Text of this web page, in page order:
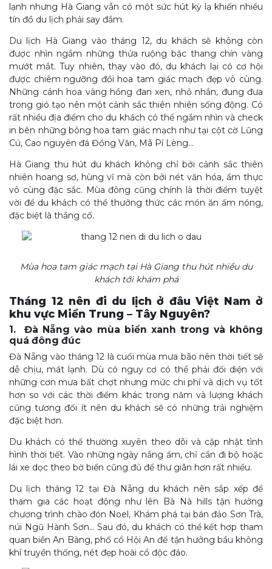
lạnh nhưng Hà Giang vẫn có một sức hút kỳ lạ khiến nhiều
tín đồ du lịch phải say đắm.
Du lịch Hà Giang vào tháng 12, du khách sẽ không còn
được nhìn ngắm những thửa ruộng bậc thang chín vàng
mướt mắt. Tuy nhiên, thay vào đó, du khách lại có cơ hội
được chiêm ngưỡng đồi hoa tam giác mạch đẹp vô cùng.
Những cánh hoa vàng hồng đan xen, nhỏ nhắn, đung đưa
trong gió tạo nên một cảnh sắc thiên nhiên sống động. Có
rất nhiều địa điểm cho du khách có thể ngắm nhìn và check
in bên những bông hoa tam giác mạch như tại cột cờ Lũng
Cú, Cao nguyên đá Đồng Văn, Mã Pí Lèng…
Hà Giang thu hút du khách không chỉ bởi cảnh sắc thiên
nhiên hoang sơ, hùng vĩ mà còn bởi nét văn hóa, ẩm thực
vô cùng đặc sắc. Mùa đông cũng chính là thời điểm tuyệt
vời để du khách có thể thưởng thức các món ăn ấm nóng,
đặc biệt là thắng cố.
Mùa hoa tam giác mạch tại Hà Giang thu hút nhiều du
khách tới khám phá
Tháng 12 nên đi du lịch ở đâu Việt Nam ở
khu vực Miền Trung – Tây Nguyên?
1. Đà Nẵng vào mùa biển xanh trong và không
quá đông đúc
Đà Nẵng vào tháng 12 là cuối mùa mưa bão nên thời tiết sẽ
dễ chịu, mát lạnh. Dù có nguy cơ có thể phải đối diện với
những cơn mưa bất chợt nhưng mức chi phí và dịch vụ tốt
hơn so với các thời điểm khác trong năm và lượng khách
cũng tương đối ít nên du khách sẽ có những trải nghiệm
đặc biệt hơn.
Du khách có thể thường xuyên theo dõi và cập nhật tình
hình thời tiết. Vào những ngày nắng ấm, chỉ cần đi bộ hoặc
lái xe dọc theo bờ biển cũng đủ để thư giãn hơn rất nhiều.
Du lịch tháng 12 tại Đà Nẵng du khách nên sắp xếp để
tham gia các hoạt động như lên Bà Nà hills tận hưởng
chương trình chào đón Noel, Khám phá tại bán đảo Sơn Trà,
núi Ngũ Hành Sơn… Sau đó, du khách có thể kết hợp tham
quan biển An Bàng, phố cổ Hội An để tận hưởng bầu không
khí truyền thống, nét đẹp hoài cổ độc đáo.